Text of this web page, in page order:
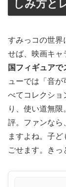
しみ方と
すみっコの世界
せば、映画キャ
国フィギュア
ューでは「音
べてコレクショ
り、使い道無限
評。ファンなら
ますよね。子
ごせます。きっ